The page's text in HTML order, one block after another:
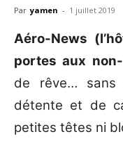
Par yamen - 1 juillet 2019
Aéro-News (
portes aux
de rêve… sans
détente et de
petites têtes ni